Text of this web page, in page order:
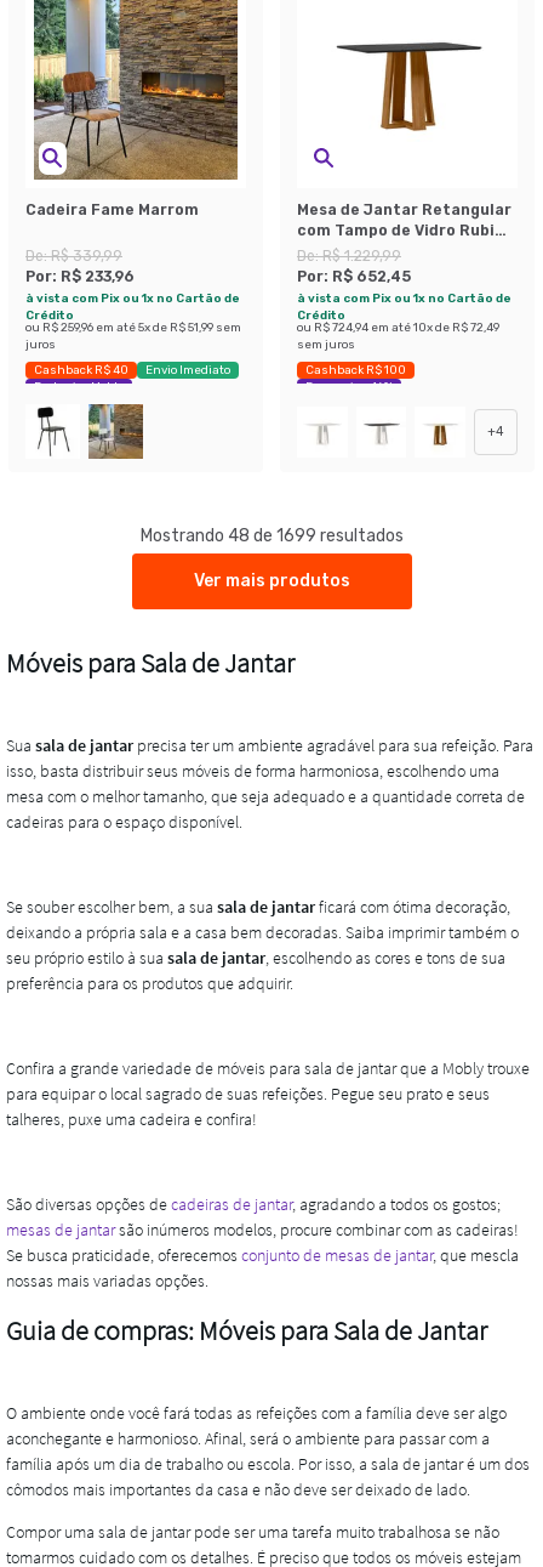
Cadeira Fame Marrom
De:R$ 339,99
Por: R$ 233,96
à vista com Pix ou 1x no Cartão de
Crédito
ou R$ 259,96 em até5x de R$ 51,99 sem
juros
Cashback R$ 40
Envio Imediato
Exclusivo Mobly
Mesa de Jantar Retangular
com Tampo de Vidro Rubi
Preto e Ypê 120 cm
De:R$ 1.229,99
Por: R$ 652,45
à vista com Pix ou 1x no Cartão de
Crédito
ou R$ 724,94 em até10x de R$ 72,49
sem juros
Cashback R$ 100
Economize 46%
+4
Mostrando 48 de 1699 resultados
Ver mais produtos